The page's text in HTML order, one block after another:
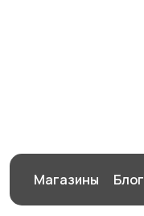
Магазины Блог